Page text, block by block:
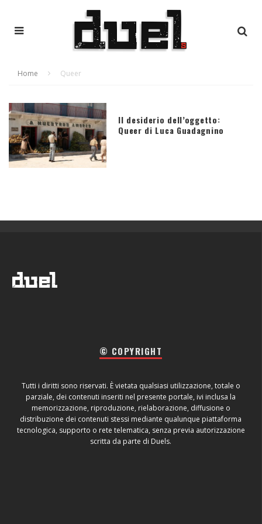
Home Queer
Il desiderio dell’oggetto:
Queer di Luca Guadagnino
© COPYRIGHT
Tutti i diritti sono riservati. È vietata qualsiasi utilizzazione, totale o
parziale, dei contenuti inseriti nel presente portale, ivi inclusa la
memorizzazione, riproduzione, rielaborazione, diffusione o
distribuzione dei contenuti stessi mediante qualunque piattaforma
tecnologica, supporto o rete telematica, senza previa autorizzazione
scritta da parte di Duels.